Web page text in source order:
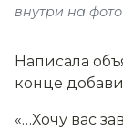
внутри на
Написала
конце
«…Хочу вас